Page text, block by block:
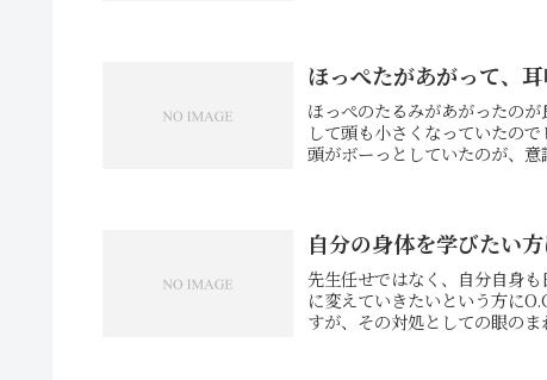
ほっぺたがあがって、
ほっぺのたるみがあがったの
して頭も小さくなっていたの
頭がボーっとしていたのが、
自分の身体を学びたい方
先生任せではなく、自分自身
に変えていきたいという方に
すが、その対処としての眼の